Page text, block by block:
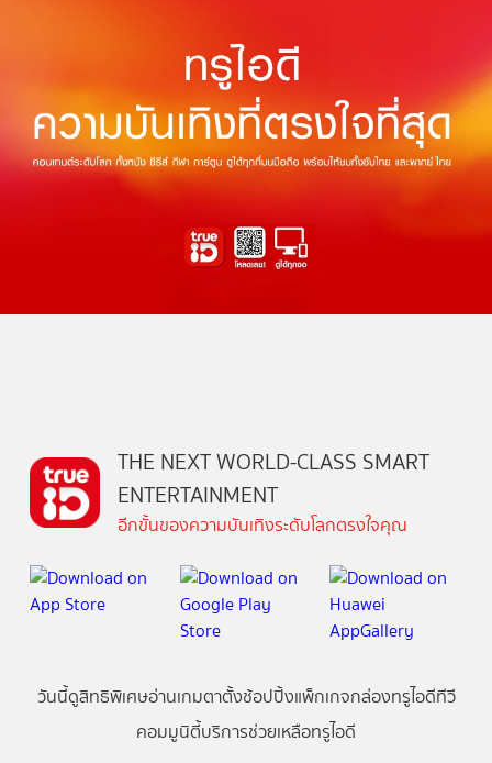
THE NEXT WORLD-CLASS SMART
ENTERTAINMENT
อีกขั้นของความบันเทิงระดับโลกตรงใจคุณ
วันนี้ดูสิทธิพิเศษอ่านเกมตาตั้งช้อปปิ้งแพ็กเกจกล่องทรูไอดีทีวี
คอมมูนิตี้บริการช่วยเหลือทรูไอดี